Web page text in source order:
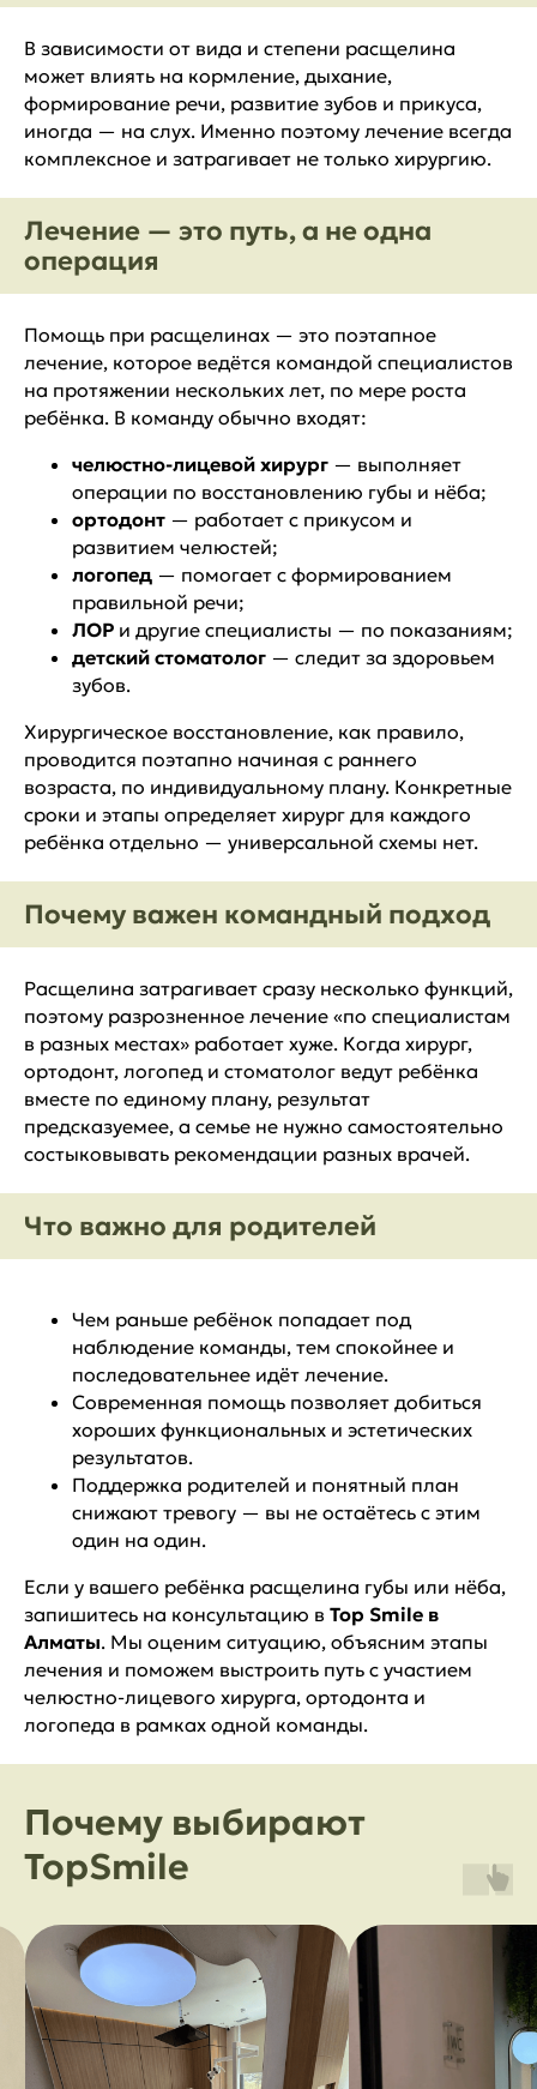
В зависимости от вида и степени расщелина
может влиять на кормление, дыхание,
формирование речи, развитие зубов и прикуса,
иногда — на слух. Именно поэтому лечение всегда
комплексное и затрагивает не только хирургию.
Лечение — это путь, а не одна
операция
Помощь при расщелинах — это поэтапное
лечение, которое ведётся командой специалистов
на протяжении нескольких лет, по мере роста
ребёнка. В команду обычно входят:
челюстно-лицевой хирург — выполняет
операции по восстановлению губы и нёба;
ортодонт — работает с прикусом и
развитием челюстей;
логопед — помогает с формированием
правильной речи;
ЛОР и другие специалисты — по показаниям;
детский стоматолог — следит за здоровьем
зубов.
Хирургическое восстановление, как правило,
проводится поэтапно начиная с раннего
возраста, по индивидуальному плану. Конкретные
сроки и этапы определяет хирург для каждого
ребёнка отдельно — универсальной схемы нет.
Почему важен командный подход
Расщелина затрагивает сразу несколько функций,
поэтому разрозненное лечение «по специалистам
в разных местах» работает хуже. Когда хирург,
ортодонт, логопед и стоматолог ведут ребёнка
вместе по единому плану, результат
предсказуемее, а семье не нужно самостоятельно
состыковывать рекомендации разных врачей.
Что важно для родителей
Чем раньше ребёнок попадает под
наблюдение команды, тем спокойнее и
последовательнее идёт лечение.
Современная помощь позволяет добиться
хороших функциональных и эстетических
результатов.
Поддержка родителей и понятный план
снижают тревогу — вы не остаётесь с этим
один на один.
Если у вашего ребёнка расщелина губы или нёба,
запишитесь на консультацию в Top Smile в
Алматы. Мы оценим ситуацию, объясним этапы
лечения и поможем выстроить путь с участием
челюстно-лицевого хирурга, ортодонта и
логопеда в рамках одной команды.
Почему выбирают
TopSmile